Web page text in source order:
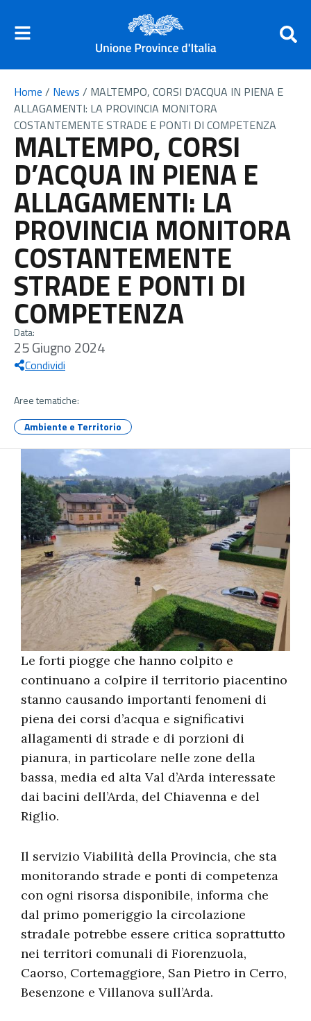
Home / News / MALTEMPO, CORSI D’ACQUA IN PIENA E
ALLAGAMENTI: LA PROVINCIA MONITORA
COSTANTEMENTE STRADE E PONTI DI COMPETENZA
MALTEMPO, CORSI
D’ACQUA IN PIENA E
ALLAGAMENTI: LA
PROVINCIA MONITORA
COSTANTEMENTE
STRADE E PONTI DI
COMPETENZA
Data:
25 Giugno 2024
Condividi
Aree tematiche:
Ambiente e Territorio
Le forti piogge che hanno colpito e
continuano a colpire il territorio piacentino
stanno causando importanti fenomeni di
piena dei corsi d’acqua e significativi
allagamenti di strade e di porzioni di
pianura, in particolare nelle zone della
bassa, media ed alta Val d’Arda interessate
dai bacini dell’Arda, del Chiavenna e del
Riglio.
Il servizio Viabilità della Provincia, che sta
monitorando strade e ponti di competenza
con ogni risorsa disponibile, informa che
dal primo pomeriggio la circolazione
stradale potrebbe essere critica soprattutto
nei territori comunali di Fiorenzuola,
Caorso, Cortemaggiore, San Pietro in Cerro,
Besenzone e Villanova sull’Arda.